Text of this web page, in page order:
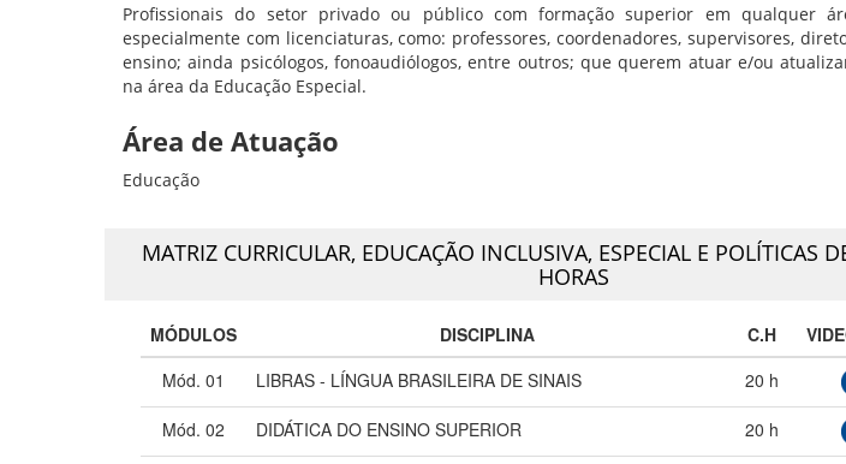
Profissionais do setor privado ou público com formação superior em qualquer
especialmente com licenciaturas, como: professores, coordenadores, supervisores,
ensino; ainda psicólogos, fonoaudiólogos, entre outros; que querem atuar e/ou
na área da Educação Especial.
Área de Atuação
Educação
MATRIZ CURRICULAR, EDUCAÇÃO INCLUSIVA, ESPECIAL E POLÍTICAS
HORAS
MÓDULOS DISCIPLINA C.H
Mód. 01
LIBRAS - LÍNGUA BRASILEIRA DE SINAIS 20 h
Mód. 02 DIDÁTICA DO ENSINO SUPERIOR 20 h